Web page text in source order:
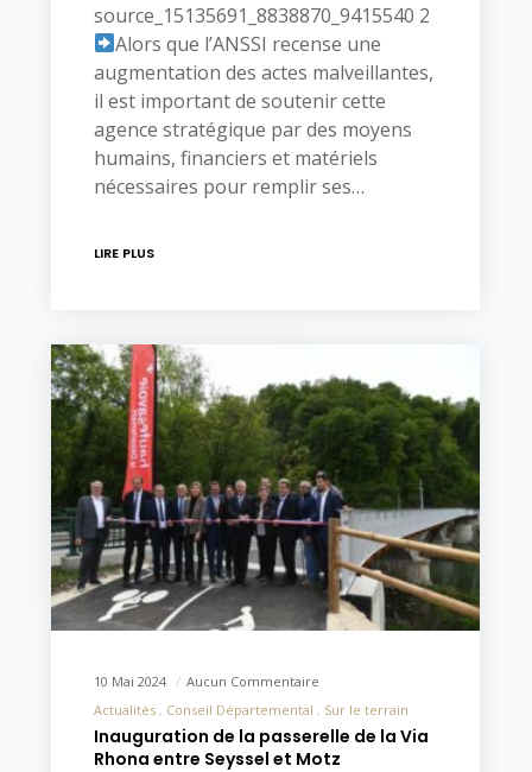
source_15135691_8838870_9415540 2
Alors que l’ANSSI recense une
augmentation des actes malveillantes,
il est important de soutenir cette
agence stratégique par des moyens
humains, financiers et matériels
nécessaires pour remplir ses…
LIRE PLUS
10 Mai 2024
Aucun Commentaire
Actualités
Conseil Départemental Sur le terrain
Inauguration de la passerelle de la Via
Rhona entre Seyssel et Motz